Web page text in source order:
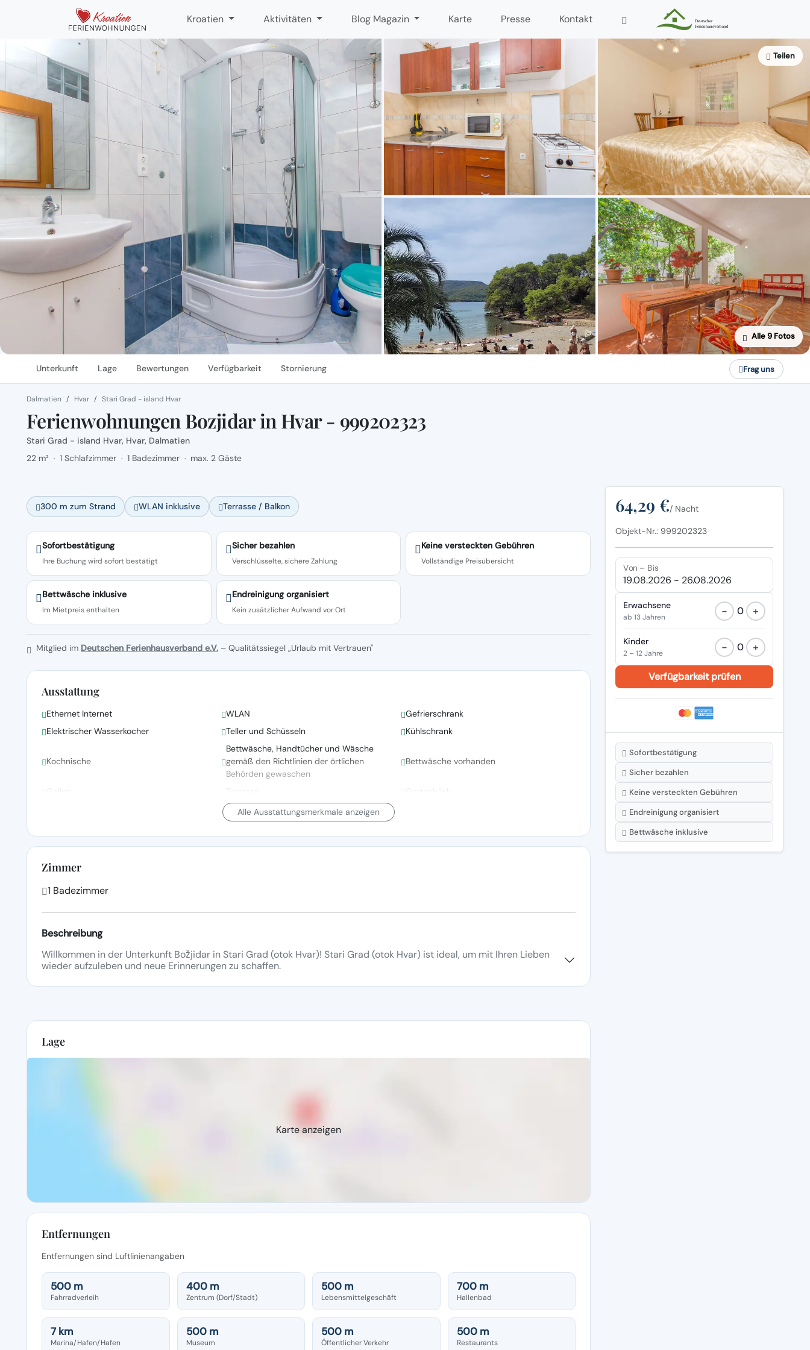
Kroatien Aktivitäten Blog Magazin Karte Presse Kontakt
Teilen
Alle 9 Fotos
Unterkunft Lage Bewertungen Verfügbarkeit Stornierung Frag uns
Dalmatien Hvar Stari Grad - island Hvar
Ferienwohnungen Bozjidar in Hvar - 999202323
Stari Grad - island Hvar, Hvar, Dalmatien
22 m² · 1 Schlafzimmer · 1 Badezimmer · max. 2 Gäste
300 m zum Strand WLAN inklusive Terrasse / Balkon
Sofortbestätigung
Ihre Buchung wird sofort bestätigt
Sicher bezahlen
Verschlüsselte, sichere Zahlung
Keine versteckten Gebühren
Vollständige Preisübersicht
Bettwäsche inklusive
Im Mietpreis enthalten
Endreinigung organisiert
Kein zusätzlicher Aufwand vor Ort
Mitglied im Deutschen Ferienhausverband e.V. – Qualitätssiegel „Urlaub mit Vertrauen"
Ausstattung
Ethernet Internet WLAN
Gefrierschrank
Elektrischer Wasserkocher
Teller und Schüsseln Kühlschrank
Kochnische
Bettwäsche, Handtücher und Wäsche
gemäß den Richtlinien der örtlichen
Behörden gewaschen
Bettwäsche vorhanden
Alle Ausstattungsmerkmale anzeigen
Zimmer
1 Badezimmer
Beschreibung
Willkommen in der Unterkunft Božjidar in Stari Grad (otok Hvar)! Stari Grad (otok Hvar) ist ideal, um mit Ihren Lieben
wieder aufzuleben und neue Erinnerungen zu schaffen.
Lage
Karte anzeigen
Entfernungen
Entfernungen sind Luftlinienangaben
500 m
Fahrradverleih
400 m
Zentrum (Dorf/Stadt)
500 m
Lebensmittelgeschäft
700 m
Hallenbad
7 km
Marina/Hafen/Hafen
500 m
Museum
500 m
Öffentlicher Verkehr
500 m
Restaurants
64,29 €/ Nacht
Objekt-Nr.: 999202323
Von – Bis
Erwachsene
ab 13 Jahren − 0 +
Kinder
2 – 12 Jahre − 0 +
Sofortbestätigung
Sicher bezahlen
Keine versteckten Gebühren
Endreinigung organisiert
Bettwäsche inklusive